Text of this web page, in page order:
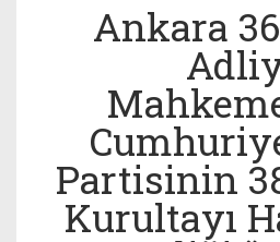
Ankara
Partisinin
Kurultayı